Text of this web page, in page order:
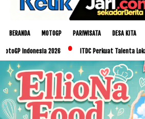
BERANDA MOTOGP PARIWISATA DESA KITA
Indonesia 2026 ITDC Perkuat Talenta Lokal